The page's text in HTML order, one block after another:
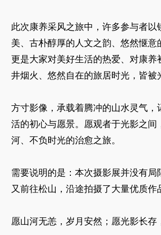
此次康养采风之旅中，许多参与者
美、古朴醇厚的人文之韵、悠然惬
更是大家对美好生活的热爱、对康
井烟火、悠然自在的旅居时光，皆被
方寸影像，承载着腾冲的山水灵气
活的初心与愿景。愿观者于光影之
河、不负时光的治愈之旅。
需要说明的是：本次摄影展并没有
又前往松山，沿途拍摄了大量优质作
愿山河无恙，岁月安然；愿光影长存